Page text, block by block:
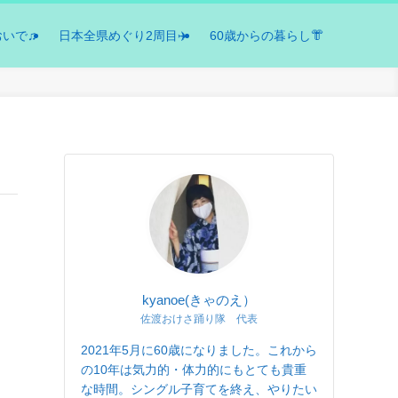
いで♫ 日本全県めぐり2周目✈️ 60歳からの暮らし👘
kyanoe(きゃのえ）
佐渡おけさ踊り隊 代表
2021年5月に60歳になりました。これから
の10年は気力的・体力的にもとても貴重
な時間。シングル子育てを終え、やりたい